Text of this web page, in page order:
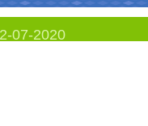
07-2020